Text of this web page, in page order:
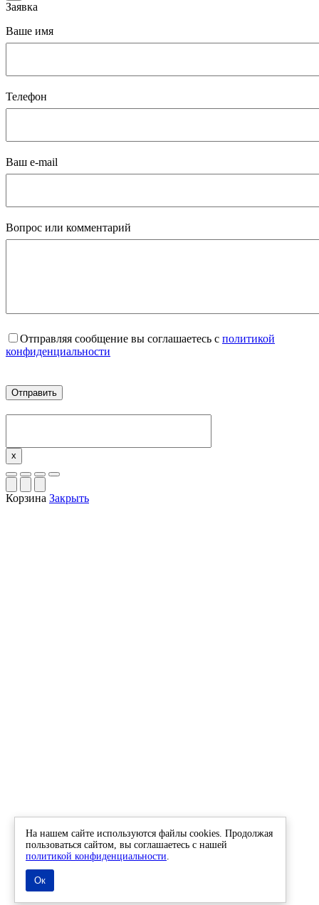
Заявка
Ваше имя
Телефон
Ваш e-mail
Вопрос или комментарий
Отправляя сообщение вы соглашаетесь с политикой
конфиденциальности
x
Корзина Закрыть
На нашем сайте используются файлы cookies. Продолжая
пользоваться сайтом, вы соглашаетесь с нашей
политикой конфиденциальности.
Ок